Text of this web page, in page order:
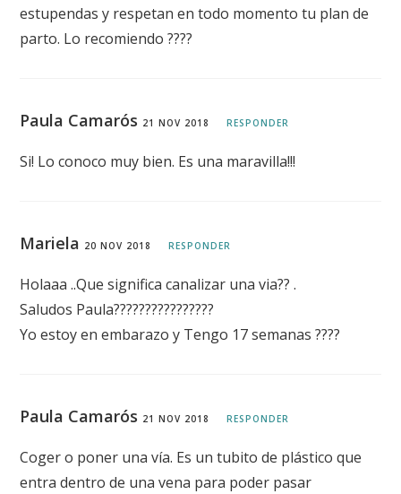
estupendas y respetan en todo momento tu plan de
parto. Lo recomiendo ????
Paula Camarós 21 NOV 2018 RESPONDER
Si! Lo conoco muy bien. Es una maravilla!!!
Mariela 20 NOV 2018 RESPONDER
Holaaa ..Que significa canalizar una via?? .
Saludos Paula????????????????
Yo estoy en embarazo y Tengo 17 semanas ????
Paula Camarós 21 NOV 2018 RESPONDER
Coger o poner una vía. Es un tubito de plástico que
entra dentro de una vena para poder pasar